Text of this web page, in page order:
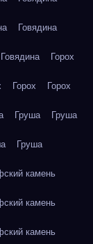
Говядина
Говядина Горох
Горох Горох
Груша Груша
Груша
камень
камень
камень